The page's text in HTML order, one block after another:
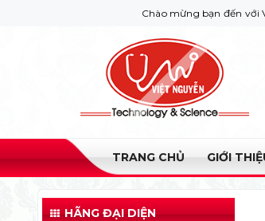
Chào mừng bạn đến với Việt
TRANG CHỦ GIỚI
HÃNG ĐẠI DIỆN